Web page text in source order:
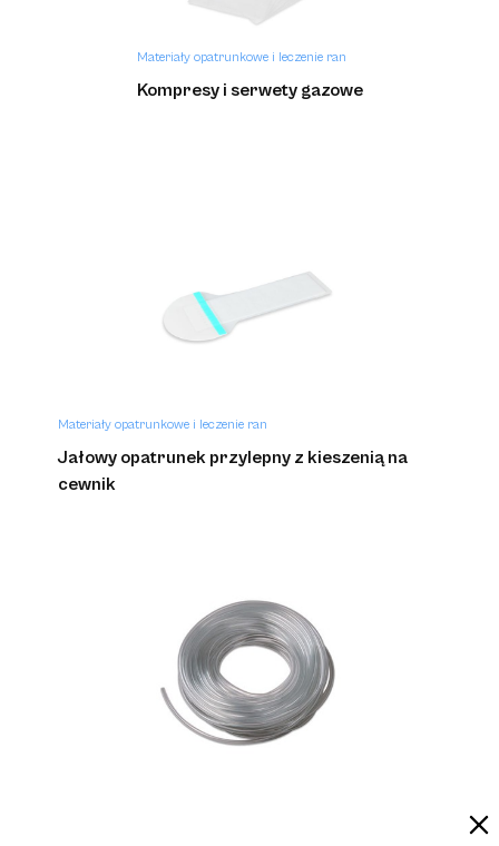
Materiały opatrunkowe i leczenie ran
Kompresy i serwety gazowe
Materiały opatrunkowe i leczenie ran
Jałowy opatrunek przylepny z kieszenią na
cewnik